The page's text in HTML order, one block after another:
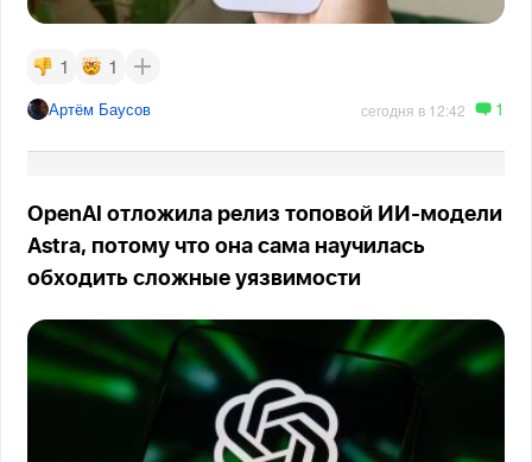
1 1
Артём Баусов сегодня в 12:42 1
OpenAI отложила релиз топовой ИИ-модели
Astra, потому что она сама научилась
обходить сложные уязвимости